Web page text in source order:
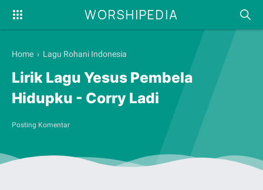
WORSHIPEDIA
Home › Lagu Rohani Indonesia
Lirik Lagu Yesus Pembela
Hidupku - Corry Ladi
Posting Komentar